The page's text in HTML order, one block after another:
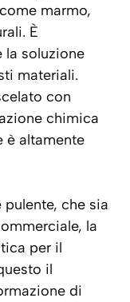
marmo,
È
la soluzione
materiali.
con
chimica
è altamente
che sia
la
per il
il
di